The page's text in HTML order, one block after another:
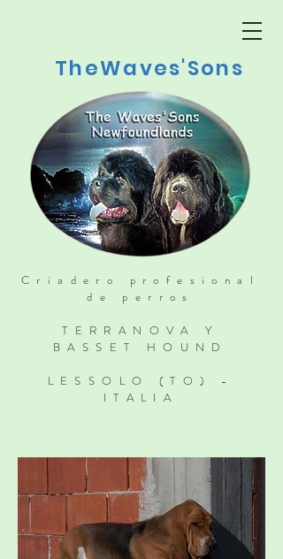
TheWaves'Sons
Criadero profesional
de perros
TERRANOVA Y
BASSET HOUND
LESSOLO (TO) -
ITALIA